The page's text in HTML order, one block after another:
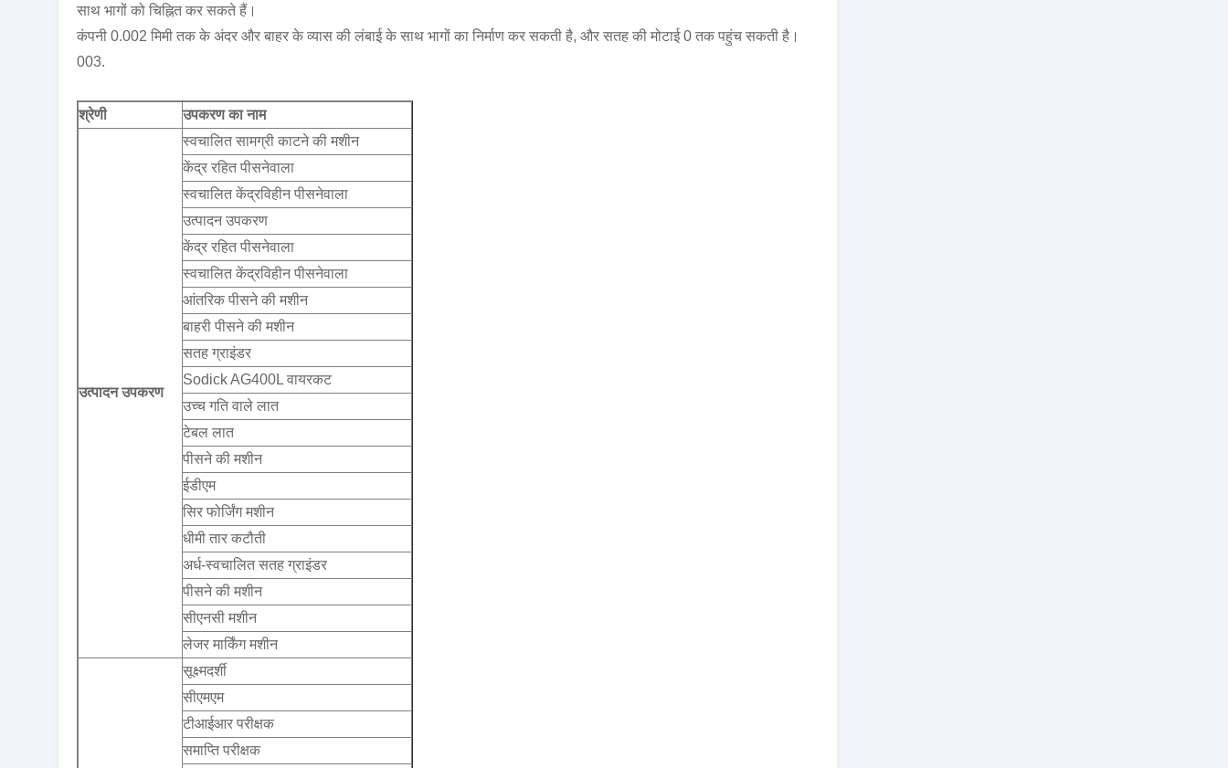
साथ भागों को चिह्नित कर सकते हैं।
कंपनी 0.002 मिमी तक के अंदर और बाहर के व्यास की लंबाई के साथ भागों का निर्माण कर सकती है, और सतह की मोटाई 0 तक पहुंच सकती है।
003.
श्रेणी उपकरण का नाम
उत्पादन उपकरण
स्वचालित सामग्री काटने की मशीन
केंद्र रहित पीसनेवाला
स्वचालित केंद्रविहीन पीसनेवाला
उत्पादन उपकरण
केंद्र रहित पीसनेवाला
स्वचालित केंद्रविहीन पीसनेवाला
आंतरिक पीसने की मशीन
बाहरी पीसने की मशीन
सतह ग्राइंडर
Sodick AG400L वायरकट
उच्च गति वाले लात
टेबल लात
पीसने की मशीन
ईडीएम
सिर फोर्जिंग मशीन
धीमी तार कटौती
अर्ध-स्वचालित सतह ग्राइंडर
पीसने की मशीन
सीएनसी मशीन
लेजर मार्किंग मशीन
सूक्ष्मदर्शी
सीएमएम
टीआईआर परीक्षक
समाप्ति परीक्षक